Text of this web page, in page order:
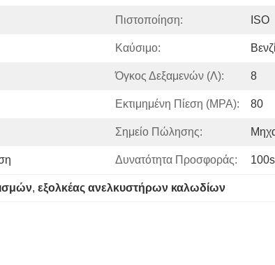
Πιστοποίηση: ISO
Καύσιμο:
Όγκος Δεξαμενών (Λ): 8
Εκτιμημένη Πίεση (MPA): 80
Σημείο Πώλησης:
Δυνατότητα Προσφοράς:
, εξολκέας ανελκυστήρων καλωδίων